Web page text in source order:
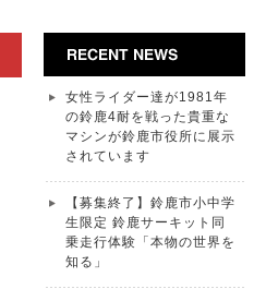
女性ライダー達が1981年
の鈴鹿4耐を戦った貴重な
マシンが鈴鹿市役所に展示
されています
【募集終了】鈴鹿市小中学
生限定 鈴鹿サーキット同
乗走行体験「本物の世界を
知る」